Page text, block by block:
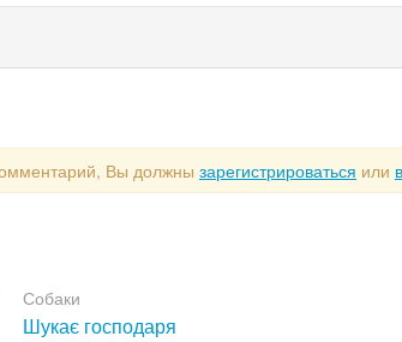
Вы должны зарегистрироваться или
Собаки
Шукає господаря